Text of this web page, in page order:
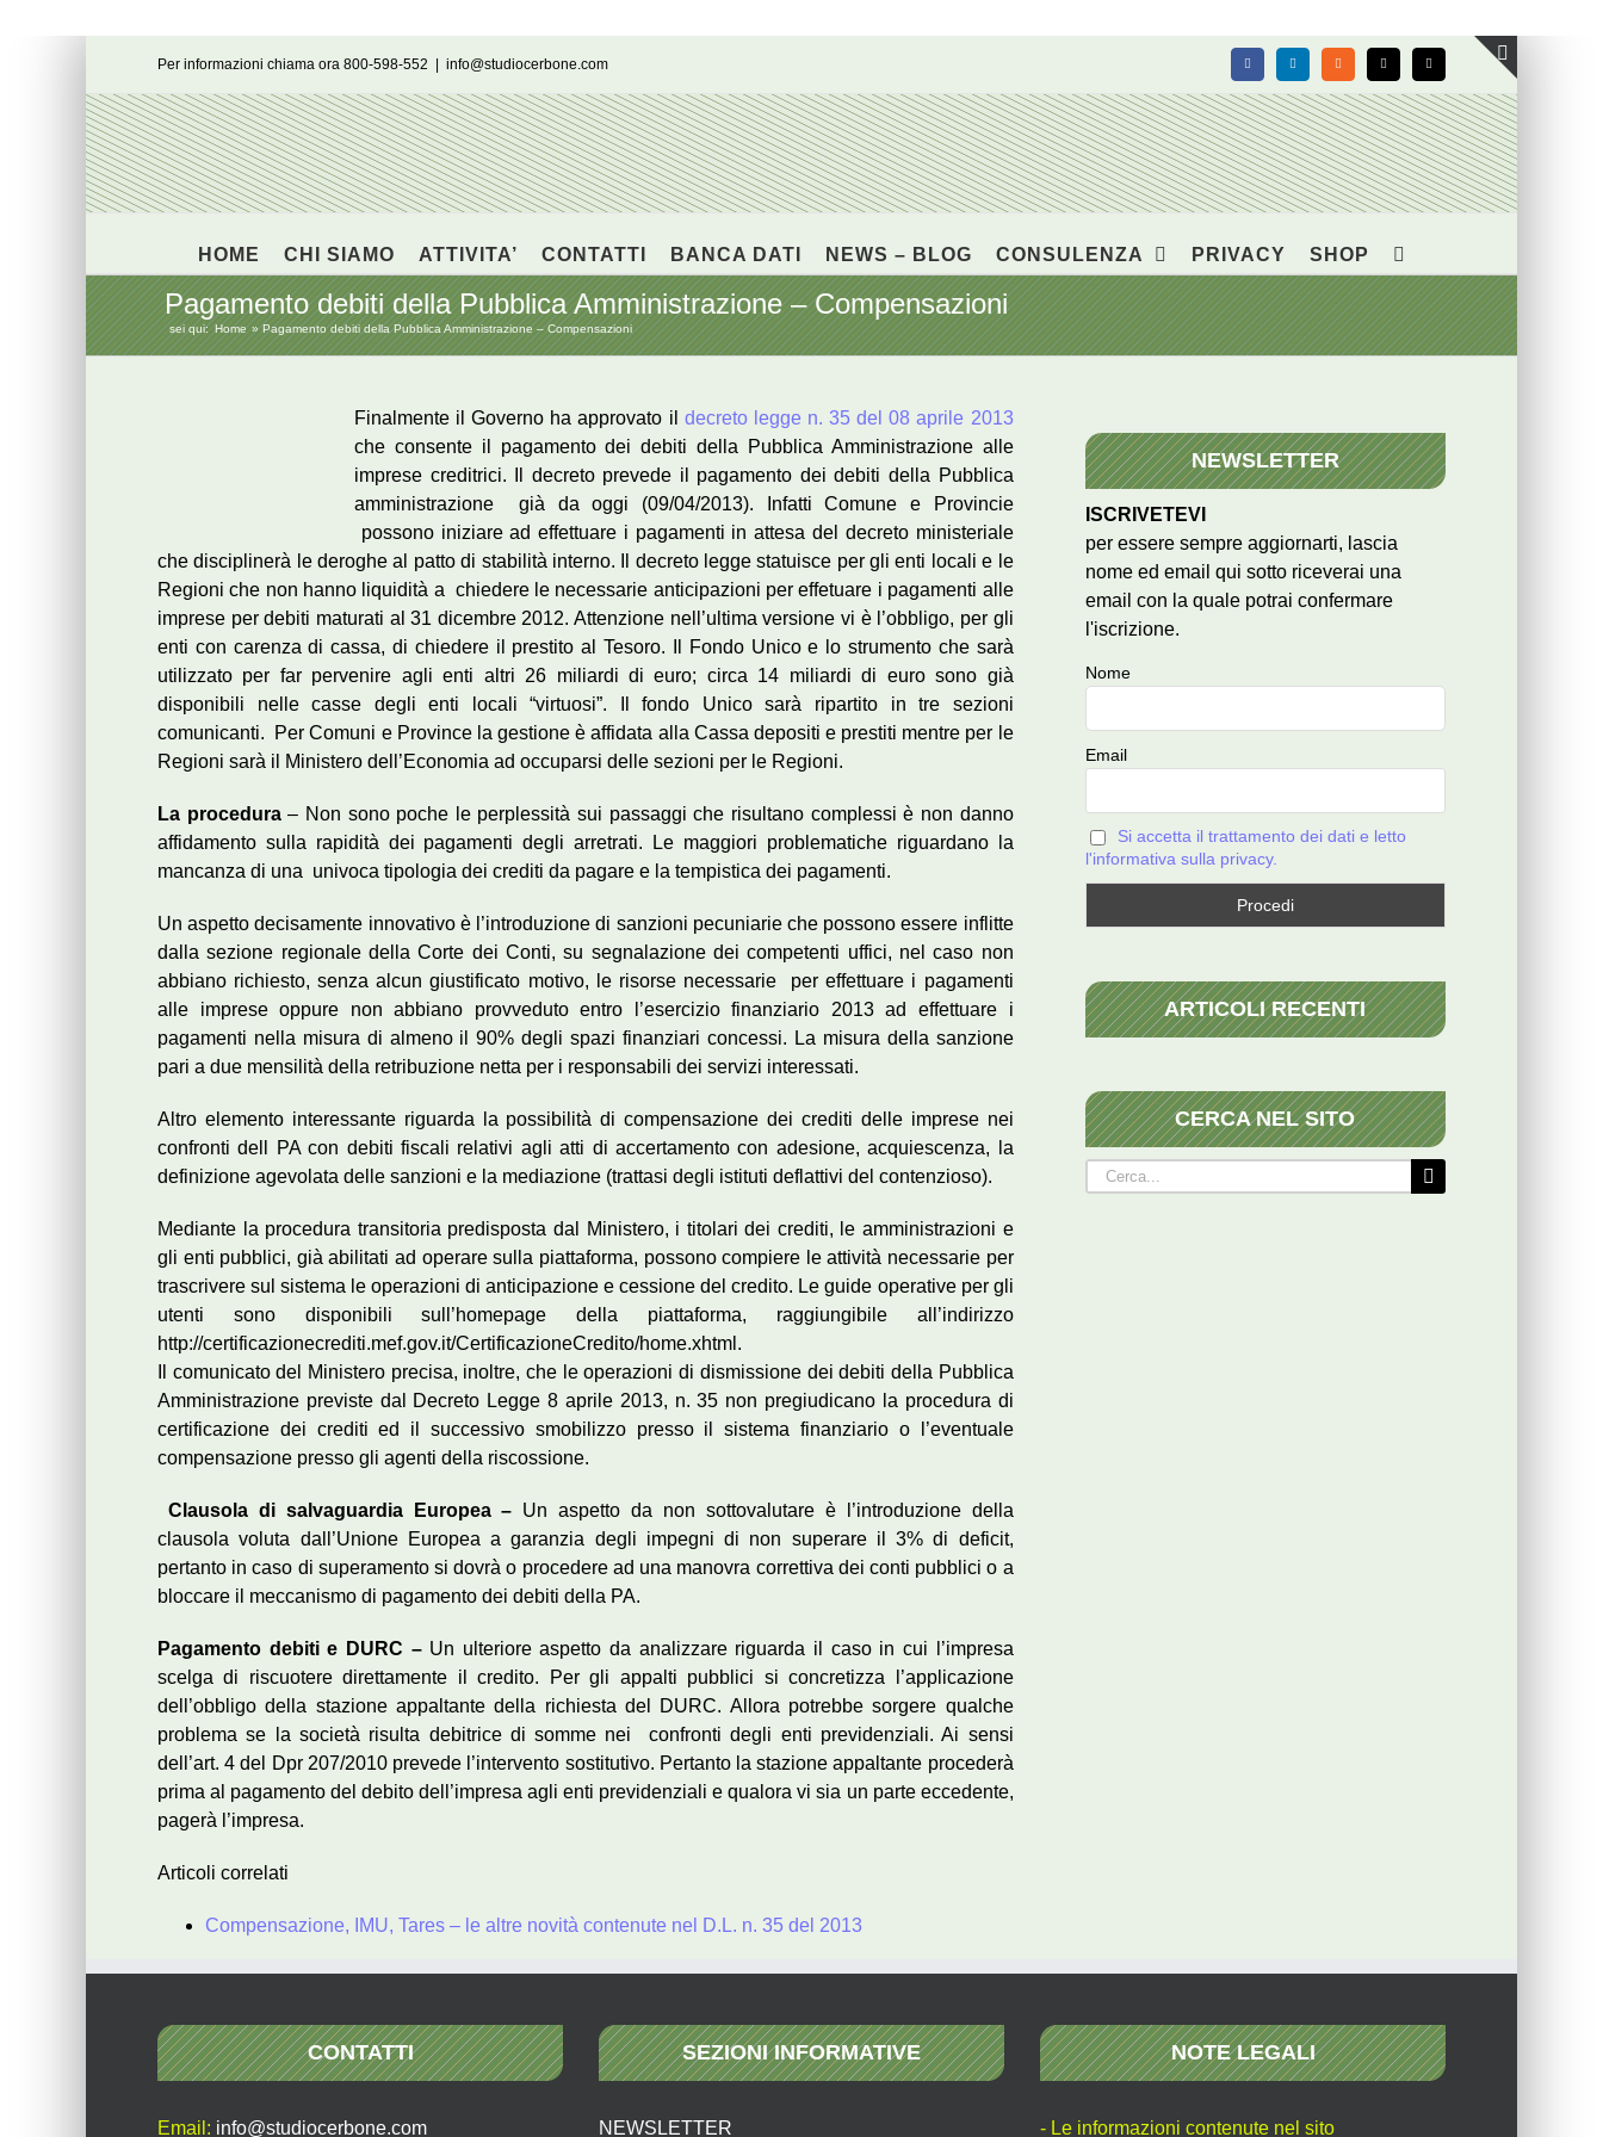
Per informazioni chiama ora 800-598-552 info@studiocerbone.com FacebookLinkedIn Rss X Email
HOME CHI SIAMO ATTIVITA’ CONTATTI BANCA DATI NEWS – BLOG CONSULENZA PRIVACY SHOP
Pagamento debiti della Pubblica Amministrazione – Compensazioni
sei qui: Home Pagamento debiti della Pubblica Amministrazione – Compensazioni
Finalmente il Governo ha approvato il decreto legge n. 35 del 08 aprile 2013
che consente il pagamento dei debiti della Pubblica Amministrazione alle
imprese creditrici. Il decreto prevede il pagamento dei debiti della Pubblica
amministrazione già da oggi (09/04/2013). Infatti Comune e Provincie
possono iniziare ad effettuare i pagamenti in attesa del decreto ministeriale
che disciplinerà le deroghe al patto di stabilità interno. Il decreto legge statuisce per gli enti locali e le
Regioni che non hanno liquidità a chiedere le necessarie anticipazioni per effetuare i pagamenti alle
imprese per debiti maturati al 31 dicembre 2012. Attenzione nell’ultima versione vi è l’obbligo, per gli
enti con carenza di cassa, di chiedere il prestito al Tesoro. Il Fondo Unico e lo strumento che sarà
utilizzato per far pervenire agli enti altri 26 miliardi di euro; circa 14 miliardi di euro sono già
disponibili nelle casse degli enti locali “virtuosi”. Il fondo Unico sarà ripartito in tre sezioni
comunicanti. Per Comuni e Province la gestione è affidata alla Cassa depositi e prestiti mentre per le
Regioni sarà il Ministero dell’Economia ad occuparsi delle sezioni per le Regioni.
La procedura– Non sono poche le perplessità sui passaggi che risultano complessi è non danno
affidamento sulla rapidità dei pagamenti degli arretrati. Le maggiori problematiche riguardano la
mancanza di una univoca tipologia dei crediti da pagare e la tempistica dei pagamenti.
Un aspetto decisamente innovativo è l’introduzione di sanzioni pecuniarie che possono essere inflitte
dalla sezione regionale della Corte dei Conti, su segnalazione dei competenti uffici, nel caso non
abbiano richiesto, senza alcun giustificato motivo, le risorse necessarie per effettuare i pagamenti
alle imprese oppure non abbiano provveduto entro l’esercizio finanziario 2013 ad effettuare i
pagamenti nella misura di almeno il 90% degli spazi finanziari concessi. La misura della sanzione
pari a due mensilità della retribuzione netta per i responsabili dei servizi interessati.
Altro elemento interessante riguarda la possibilità di compensazione dei crediti delle imprese nei
confronti dell PA con debiti fiscali relativi agli atti di accertamento con adesione, acquiescenza, la
definizione agevolata delle sanzioni e la mediazione (trattasi degli istituti deflattivi del contenzioso).
Mediante la procedura transitoria predisposta dal Ministero, i titolari dei crediti, le amministrazioni e
gli enti pubblici, già abilitati ad operare sulla piattaforma, possono compiere le attività necessarie per
trascrivere sul sistema le operazioni di anticipazione e cessione del credito. Le guide operative per gli
utenti sono disponibili sull’homepage della piattaforma, raggiungibile all’indirizzo
http://certificazionecrediti.mef.gov.it/CertificazioneCredito/home.xhtml.
Il comunicato del Ministero precisa, inoltre, che le operazioni di dismissione dei debiti della Pubblica
Amministrazione previste dal Decreto Legge 8 aprile 2013, n. 35 non pregiudicano la procedura di
certificazione dei crediti ed il successivo smobilizzo presso il sistema finanziario o l’eventuale
compensazione presso gli agenti della riscossione.
Clausola di salvaguardia Europea – Un aspetto da non sottovalutare è l’introduzione della
clausola voluta dall’Unione Europea a garanzia degli impegni di non superare il 3% di deficit,
pertanto in caso di superamento si dovrà o procedere ad una manovra correttiva dei conti pubblici o a
bloccare il meccanismo di pagamento dei debiti della PA.
Pagamento debiti e DURC – Un ulteriore aspetto da analizzare riguarda il caso in cui l’impresa
scelga di riscuotere direttamente il credito. Per gli appalti pubblici si concretizza l’applicazione
dell’obbligo della stazione appaltante della richiesta del DURC. Allora potrebbe sorgere qualche
problema se la società risulta debitrice di somme nei confronti degli enti previdenziali. Ai sensi
dell’art. 4 del Dpr 207/2010 prevede l’intervento sostitutivo. Pertanto la stazione appaltante procederà
prima al pagamento del debito dell’impresa agli enti previdenziali e qualora vi sia un parte eccedente,
pagerà l’impresa.
Articoli correlati
Compensazione, IMU, Tares – le altre novità contenute nel D.L. n. 35 del 2013
NEWSLETTER
ISCRIVETEVI
per essere sempre aggiornarti, lascia
nome ed email qui sotto riceverai una
email con la quale potrai confermare
l'iscrizione.
Nome
Email
Si accetta il trattamento dei dati e letto
l'informativa sulla privacy.
ARTICOLI RECENTI
CERCA NEL SITO
Cerca
per:
CONTATTI
Email: info@studiocerbone.com
SEZIONI INFORMATIVE
NEWSLETTER
NOTE LEGALI
- Le informazioni contenute nel sito
Toggle
area
barra
scorrevole